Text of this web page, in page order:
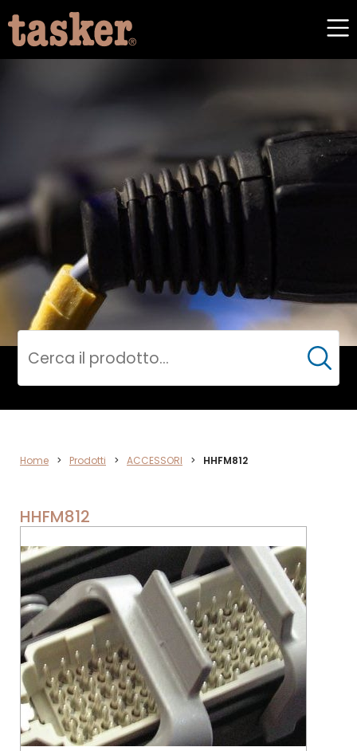
ACCESSORI
Cerca
Home > Prodotti > ACCESSORI > HHFM812
HHFM812